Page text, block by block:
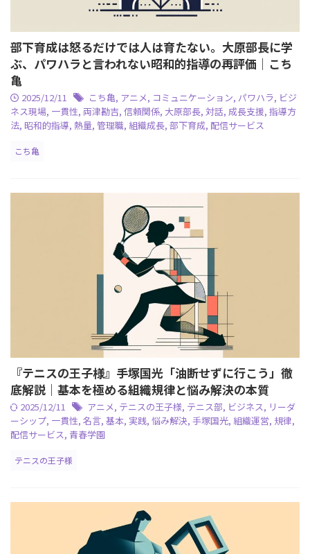
部下育成は怒るだけでは人は育たない。大原部長に学
ぶ、パワハラと言われない昭和的指導の再評価｜こち
亀
2025/12/11 こち亀, アニメ, コミュニケーション, パワハラ, ビジ
ネス現場, 一貫性, 両津勘吉, 信頼関係, 大原部長, 対話, 成長支援, 指導方
法, 昭和的指導, 熱量, 管理職, 組織成長, 部下育成, 配信サービス
こち亀
『テニスの王子様』手塚国光「油断せずに行こう」徹
底解説｜基本を極める組織規律と悩み解決の本質
2025/12/11 アニメ, テニスの王子様, テニス部, ビジネス, リーダ
ーシップ, 一貫性, 名言, 基本, 実践, 悩み解決, 手塚国光, 組織運営, 規律,
配信サービス, 青春学園
テニスの王子様